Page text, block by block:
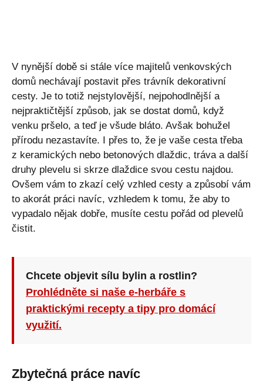
V nynější době si stále více majitelů venkovských
domů nechávají postavit přes trávník dekorativní
cesty. Je to totiž nejstylovější, nejpohodlnější a
nejpraktičtější způsob, jak se dostat domů, když
venku pršelo, a teď je všude bláto. Avšak bohužel
přírodu nezastavíte. I přes to, že je vaše cesta třeba
z keramických nebo betonových dlaždic, tráva a další
druhy plevelu si skrze dlaždice svou cestu najdou.
Ovšem vám to zkazí celý vzhled cesty a způsobí vám
to akorát práci navíc, vzhledem k tomu, že aby to
vypadalo nějak dobře, musíte cestu pořád od plevelů
čistit.
Chcete objevit sílu bylin a rostlin?
Prohlédněte si naše e-herbáře s
praktickými recepty a tipy pro domácí
využití.
Zbytečná práce navíc